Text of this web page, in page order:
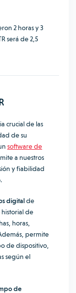
2 horas y 3
será de 2,5
crucial de las
de su
software de
a nuestros
y fiabilidad
digitalde
de
horas,
permite
de dispositivo,
según el
de